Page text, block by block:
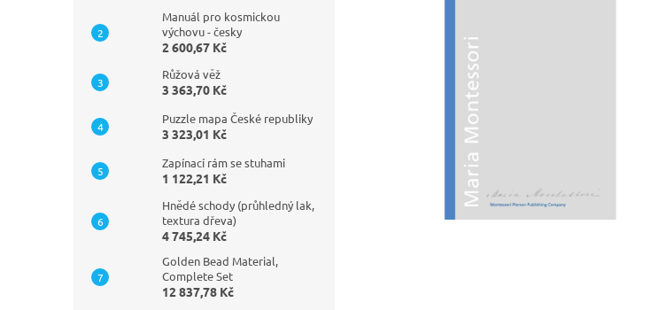
Manuál pro kosmickou
výchovu - česky
2 600,67 Kč
Růžová věž
3 363,70 Kč
Puzzle mapa České republiky
3 323,01 Kč
Zapínací rám se stuhami
1 122,21 Kč
Hnědé schody (průhledný lak,
textura dřeva)
4 745,24 Kč
Golden Bead Material,
Complete Set
12 837,78 Kč